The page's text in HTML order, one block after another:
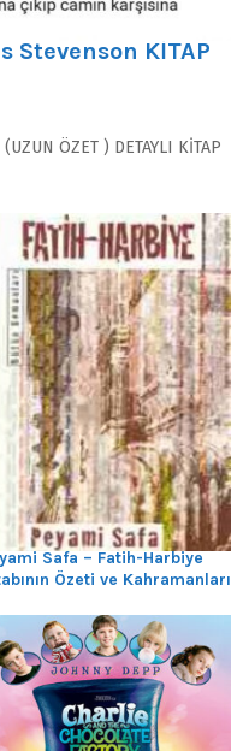
Stevenson KİTAP
ÖZET ) DETAYLI KİTAP
Safa – Fatih-Harbiye
Özeti ve Kahramanları